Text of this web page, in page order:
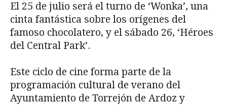
El 25 de julio será el turno de ‘Wonka’, una
cinta fantástica sobre los orígenes del
famoso chocolatero, y el sábado 26, ‘Héroes
del Central Park’.
Este ciclo de cine forma parte de la
programación cultural de verano del
Ayuntamiento de Torrejón de Ardoz y